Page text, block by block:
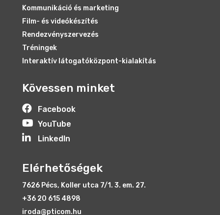
Kommunikáció és marketing
Film- és videókészítés
Rendezvényszervezés
Tréningek
Interaktív látogatóközpont-kialakítás
Kövessen minket
 Facebook
 YouTube
 LinkedIn
Elérhetőségek
7626 Pécs, Koller utca 7/1. 3. em. 27.
+36 20 615 4898
iroda@pticom.hu